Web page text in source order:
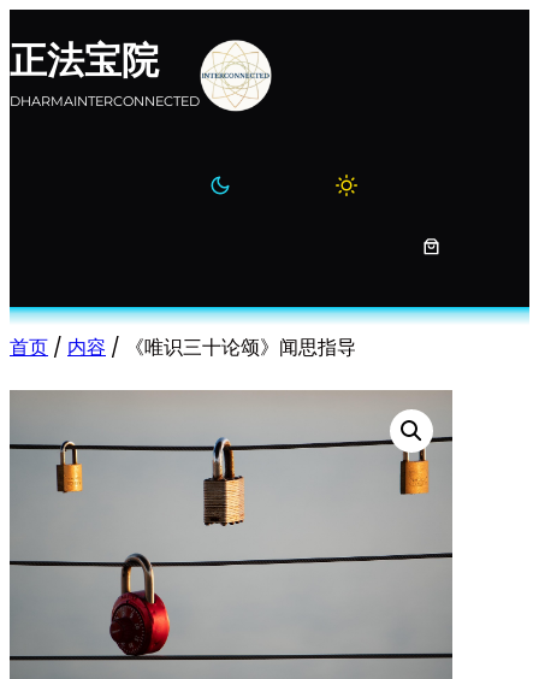
至
内
容
正法宝院
DHARMAINTERCONNECTED
首页 / 内容 / 《唯识三十论颂》闻思指导